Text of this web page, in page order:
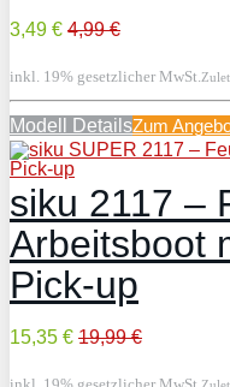
3,49 € 4,99 €
inkl. 19% gesetzlicher MwSt.
Modell DetailsZum
siku 2117 –
Arbeitsboot
Pick-up
15,35 € 19,99 €